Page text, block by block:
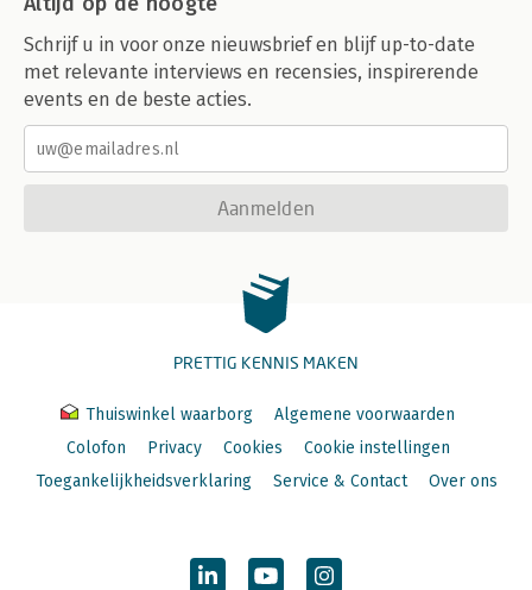
Schrijf u in voor onze nieuwsbrief en blijf up-to-date
met relevante interviews en recensies, inspirerende
events en de beste acties.
Aanmelden
PRETTIG KENNIS MAKEN
Thuiswinkel waarborg
Algemene voorwaarden
Colofon
Privacy Cookies
Cookie instellingen
Toegankelijkheidsverklaring
Service & Contact Over ons